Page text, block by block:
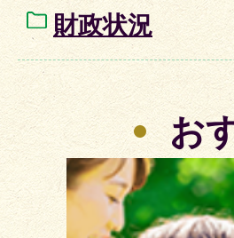
財政状況
お
2